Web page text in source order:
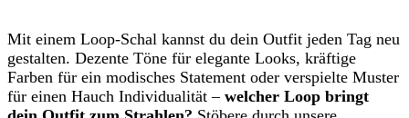
Mit einem Loop-Schal kannst du dein Outfit jeden Tag neu
gestalten. Dezente Töne für elegante Looks, kräftige
Farben für ein modisches Statement oder verspielte Muster
für einen Hauch Individualität – welcher Loop bringt